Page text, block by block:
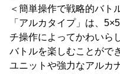
＜簡単操作で戦略的バト
「アルカタイプ」は、
チ操作によってかわいら
バトルを楽しむことがで
ユニットや強力なアルカ